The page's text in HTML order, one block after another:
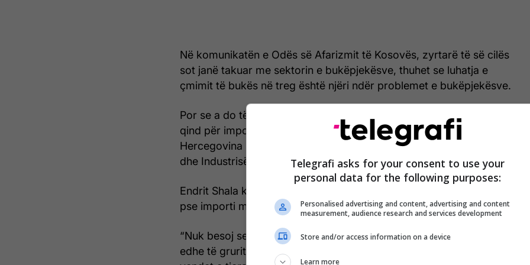
Në komunikatën e Odës së Afarizmit të Kosovës, zyrtarë të së cilës
sot janë takuar me sektorin e bukëpjekësve, thuhet se luhatja e
çmimit të bukës në treg është njëri ndër problemet e bukëpjekësve.
Por se a do të rritet çmimi i bukës pas vënies së masës prej 10 për
qind për importin e produkteve nga Serbia dhe Bosnja dhe
Hercegovina ka treguar për Kallxo, ministri i Ministrisë së Tregtisë
dhe Industrisë.
Endrit Shala ka thënë se nuk do të ketë rritje të çmimit të grurit edhe
pse importi më i madh është nga Serbia.
“Nuk besoj se do të ketë rritje të çmimit të produkteve e po ashtu
edhe të grurit për arsye se lënda e parë mund të merret edhe në
Telegrafi asks for your consent to use your
personal data for the following purposes:
Personalised advertising and content, advertising and content
measurement, audience research and services development
Store and/or access information on a device
Learn more